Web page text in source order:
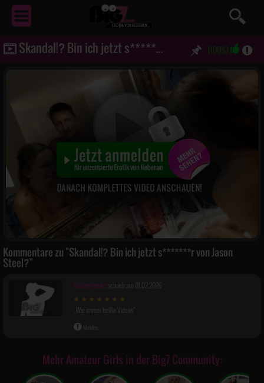
EROTIKVON NEBENAN ...
Skandal!? Bin ich jetzt s*******r von Jason Steel? (100%)
Kommentare zu "Skandal!? Bin ich jetzt s*******r von Jason
Steel?"
GeilerHenks schrieb am 01.02.2026
Wie immer heiße Videos
Melden
Mehr Amateur Girls in der Big7 Community: